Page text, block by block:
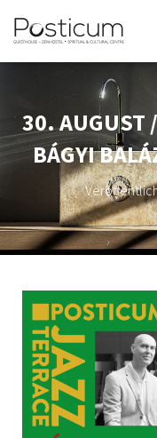
30. AUGUST
BÁGYI